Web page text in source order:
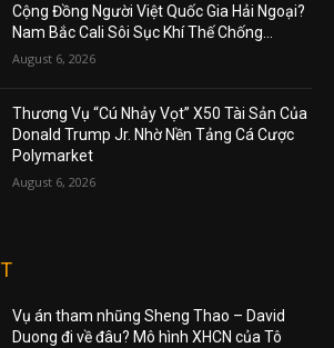
Cộng Đồng Người Việt Quốc Gia Hải Ngoại?
Nam Bắc Cali Sôi Sục Khí Thế Chống...
August 6, 2026
Thương Vụ “Cú Nhảy Vọt” X50 Tài Sản Của
Donald Trump Jr. Nhờ Nền Tảng Cá Cược
Polymarket
August 6, 2026
Vụ án tham nhũng Sheng Thao – David
Duong đi về đâu? Mô hình XHCN của Tô